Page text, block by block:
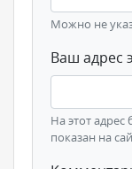
Можно не
Ваш адрес
На этот адрес
показан на